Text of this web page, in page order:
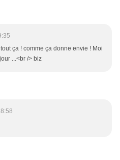
ça ! comme ça donne envie ! Moi
...<br /> biz